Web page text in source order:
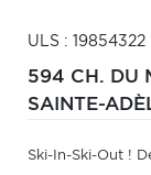
ULS : 19854322
594 CH. DU
SAINTE-
Ski-In-Ski-Out !